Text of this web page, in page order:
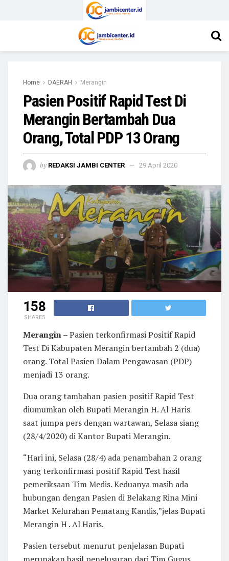
Home DAERAH Merangin
Pasien Positif Rapid Test Di
Merangin Bertambah Dua
Orang, Total PDP 13 Orang
by REDAKSI JAMBI CENTER 29 April 2020
158
SHARES
Merangin –Pasien terkonfirmasi Positif Rapid
Test Di Kabupaten Merangin bertambah 2 (dua)
orang. Total Pasien Dalam Pengawasan (PDP)
menjadi 13 orang.
Dua orang tambahan pasien positif Rapid Test
diumumkan oleh Bupati Merangin H. Al Haris
saat jumpa pers dengan wartawan, Selasa siang
(28/4/2020) di Kantor Bupati Merangin.
“Hari ini, Selasa (28/4) ada penambahan 2 orang
yang terkonfirmasi positif Rapid Test hasil
pemeriksaan Tim Medis. Keduanya masih ada
hubungan dengan Pasien di Belakang Rina Mini
Market Kelurahan Pematang Kandis,”jelas Bupati
Merangin H . Al Haris.
Pasien tersebut menurut penjelasan Bupati